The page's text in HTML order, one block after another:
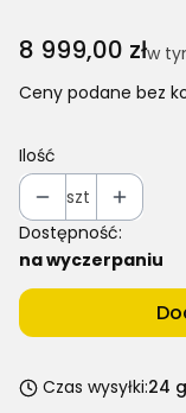
Cena
8 999,00 złw
w
Ceny podane bez
Ilość
szt
Dostępność:
na wyczerpaniu
Czas wysyłki:24